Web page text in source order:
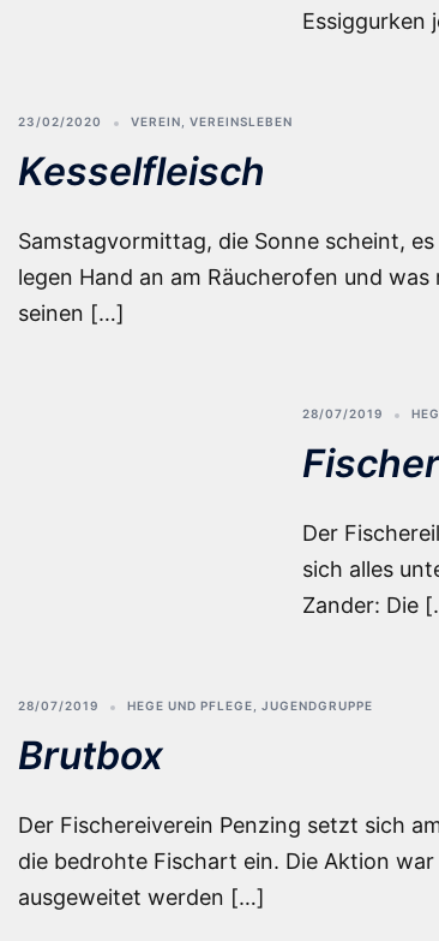
Essiggurken
23/02/2020 VEREIN, VEREINSLEBEN
Kesselfleisch
Samstagvormittag, die Sonne scheint,
legen Hand an am Räucherofen und was
seinen […]
28/07/2019
Der
sich alles
Zander: Die
28/07/2019 HEGE UND PFLEGE, JUGENDGRUPPE
Brutbox
Der Fischereiverein Penzing setzt sich
die bedrohte Fischart ein. Die Aktion
ausgeweitet werden […]